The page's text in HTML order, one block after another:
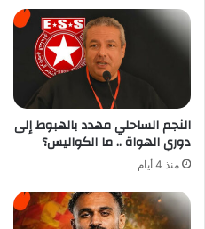
النجم الساحلي مهدد بالهبوط إلى
دوري الهواة .. ما الكواليس؟
منذ 4 أيام